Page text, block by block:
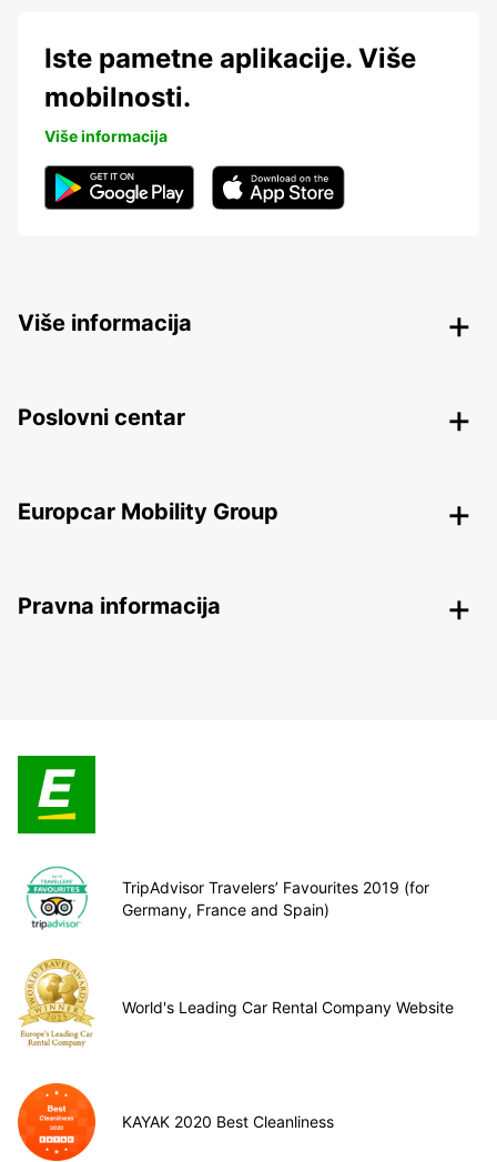
Iste pametne aplikacije. Više
mobilnosti.
Više informacija
Više informacija
Poslovni centar
Europcar Mobility Group
Pravna informacija
TripAdvisor Travelers’ Favourites 2019 (for
Germany, France and Spain)
World's Leading Car Rental Company Website
KAYAK 2020 Best Cleanliness